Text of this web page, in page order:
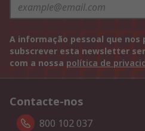
A informação pessoal que nos
subscrever esta newsletter
com a nossa política de
Contacte-nos
800 102 037